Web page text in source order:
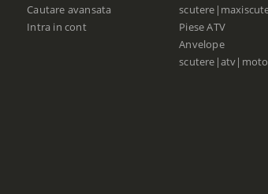
Cautare avansata
Intra in cont
Piese ATV
Anvelope